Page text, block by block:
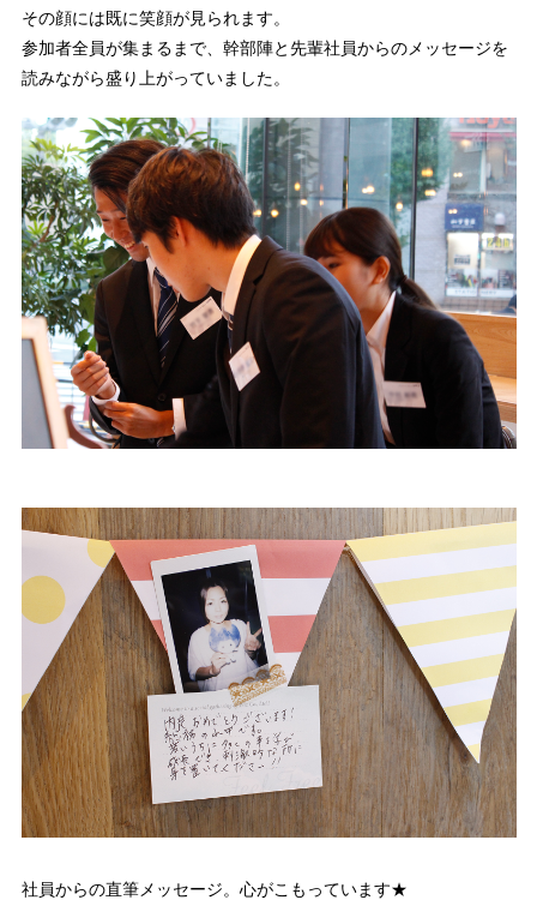
その顔には既に笑顔が見られます。
参加者全員が集まるまで、幹部陣と先輩社員からのメッセージを
読みながら盛り上がっていました。
社員からの直筆メッセージ。心がこもっています★